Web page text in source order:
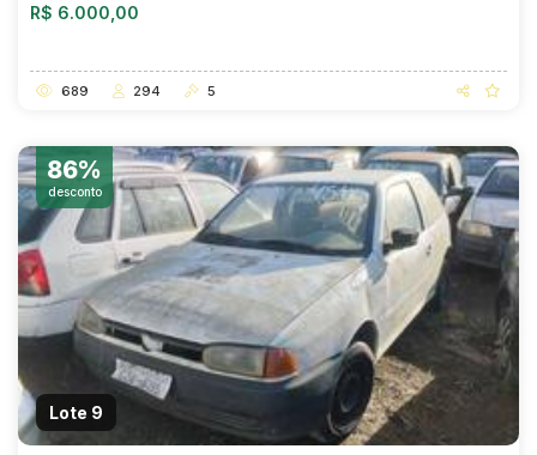
R$ 6.000,00
689 294 5
86%
desconto
Lote 9